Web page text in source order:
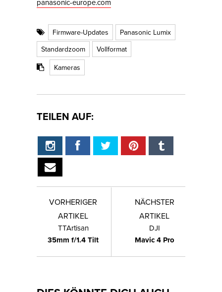
panasonic-europe.com
Firmware-Updates
Panasonic Lumix
Standardzoom
Vollformat
Kameras
TEILEN AUF:
VORHERIGER
ARTIKEL
TTArtisan
35mm f/1.4 Tilt
NÄCHSTER
ARTIKEL
DJI
Mavic 4 Pro